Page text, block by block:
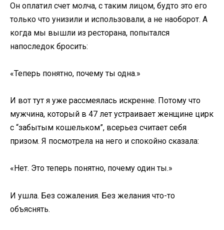
Он оплатил счет молча, с таким лицом, будто это его
только что унизили и использовали, а не наоборот. А
когда мы вышли из ресторана, попытался
напоследок бросить:
«Теперь понятно, почему ты одна.»
И вот тут я уже рассмеялась искренне. Потому что
мужчина, который в 47 лет устраивает женщине цирк
с “забытым кошельком”, всерьез считает себя
призом. Я посмотрела на него и спокойно сказала:
«Нет. Это теперь понятно, почему один ты.»
И ушла. Без сожаления. Без желания что-то
объяснять.